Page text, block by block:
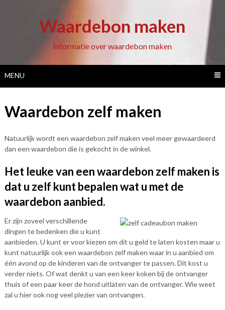
Waardebon maken
Informatie over waardebon maken
MENU
Waardebon zelf maken
Natuurlijk wordt een waardebon zelf maken veel meer gewaardeerd
dan een waardebon die is gekocht in de winkel.
Het leuke van een waardebon zelf maken is
dat u zelf kunt bepalen wat u met de
waardebon aanbied.
Er zijn zoveel verschillende
dingen te bedenken die u kunt
aanbieden. U kunt er voor kiezen om dit u geld te laten kosten maar u
kunt natuurlijk ook een waardebon zelf maken waar in u aanbied om
één avond op de kinderen van de ontvanger te passen. Dit kost u
verder niets. Of wat denkt u van een keer koken bij de ontvanger
thuis of een paar keer de hond uitlaten van de ontvanger. Wie weet
zal u hier ook nog veel plezier van ontvangen.